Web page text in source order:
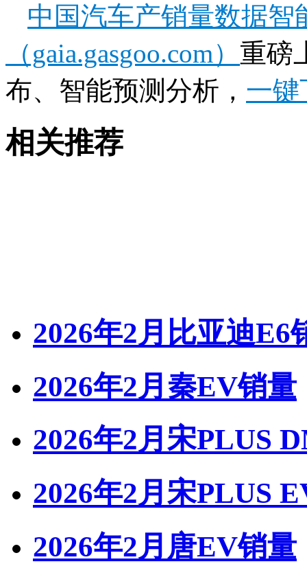
中国汽车产销量数据
（gaia.gasgoo.com） 重磅
布、智能预测分析， 一键
相关推荐
2026年2月比亚迪E6
2026年2月秦EV销量
2026年2月宋PLUS
2026年2月宋PLUS
2026年2月唐EV销量